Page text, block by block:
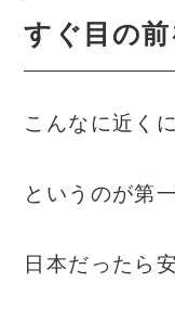
すぐ目の前
こんなに近く
というのが第
日本だったら